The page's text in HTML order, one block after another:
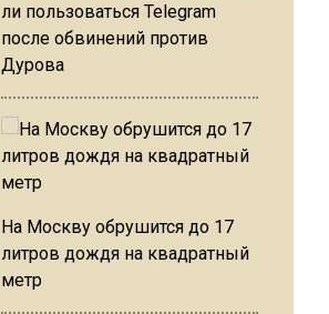
ли пользоваться Telegram
после обвинений против
Дурова
На Москву обрушится до 17
литров дождя на квадратный
метр